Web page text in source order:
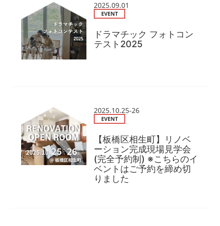
2025.09.01
EVENT
ドラマチック フォトコン
テスト2025
2025.10.25-26
EVENT
【板橋区相生町】リノベ
ーション完成現場見学会
(完全予約制) ※こちらのイ
ベントはご予約を締め切
りました